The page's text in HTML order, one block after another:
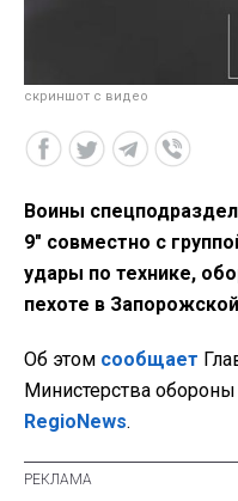
скриншот с видео
Воины
9" совместно с
удары по технике,
пехоте в
Об этом сообщает
Министерства
RegioNews.